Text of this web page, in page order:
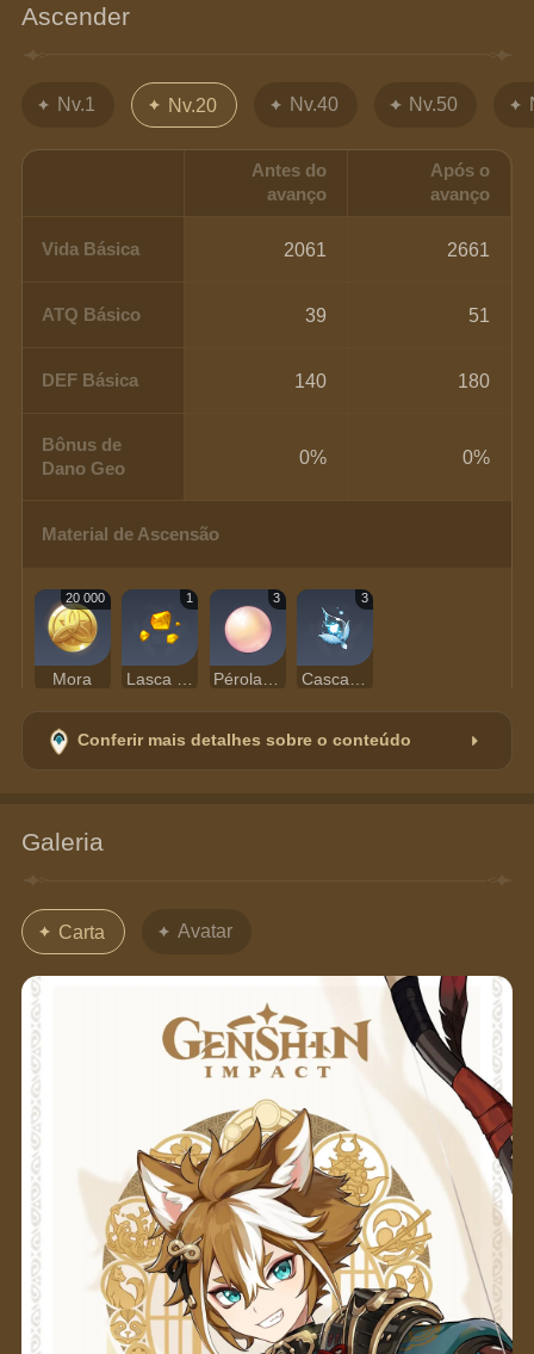
Ascender
Nv.1 Nv.20 Nv.40 Nv.50
Antes do
avanço
Após o
avanço
Vida Básica 2061 2661
ATQ Básico 39 51
DEF Básica 140 180
Bônus de
Dano Geo
0% 0%
Material de Ascensão
20 000
Mora
1 3 3
Conferir mais detalhes sobre o conteúdo
Galeria
Carta Avatar